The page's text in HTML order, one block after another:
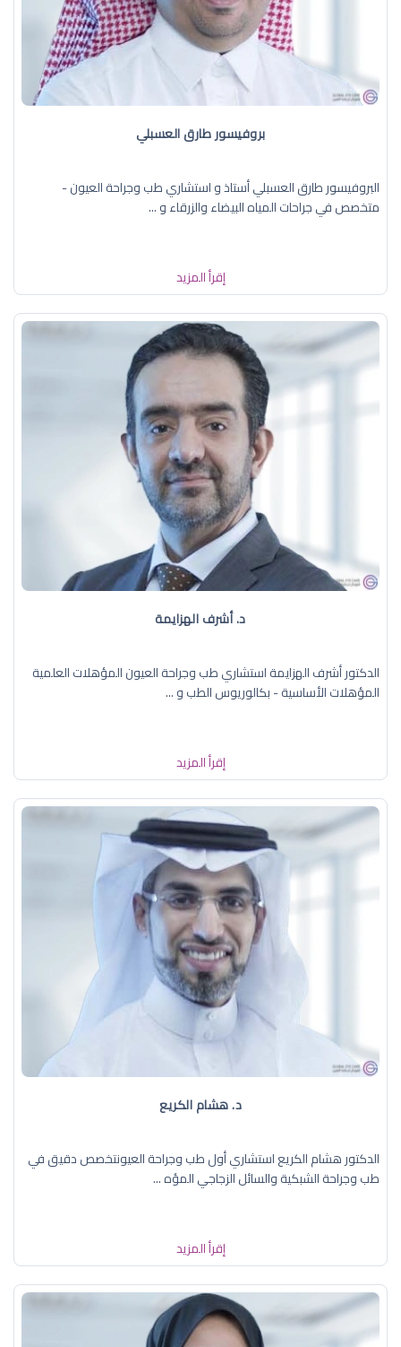
بروفيسور طارق العسبلي
البروفيسور طارق العسبلي أستاذ و استشاري طب وجراحة العيون -
متخصص في جراحات المياه البيضاء والزرقاء و ...
إقرأ المزيد
د. أشرف الهزايمة
الدكتور أشرف الهزايمة استشاري طب وجراحة العيون المؤهلات العلمية
المؤهلات الأساسية - بكالوريوس الطب و ...
إقرأ المزيد
د. هشام الكريع
الدكتور هشام الكريع استشاري أول طب وجراحة العيونتخصص دقيق في
طب وجراحة الشبكية والسائل الزجاجي المؤه ...
إقرأ المزيد